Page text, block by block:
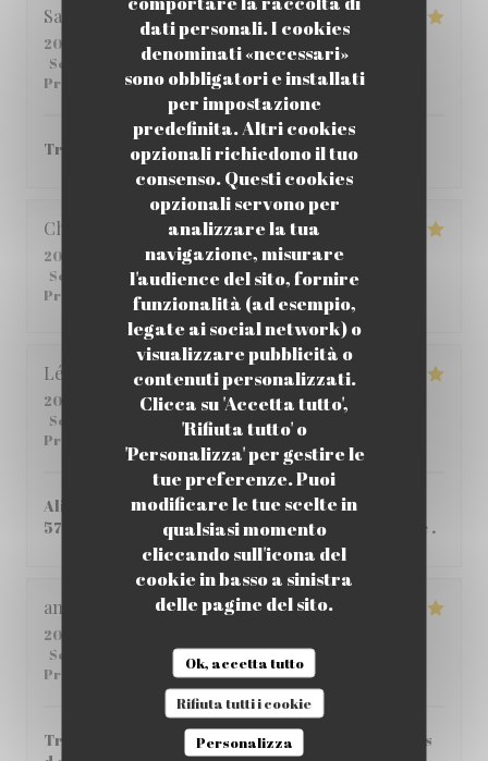
dati personali. I cookies
denominati «necessari»
sono obbligatori e installati
per impostazione
predefinita. Altri cookies
opzionali richiedono il tuo
consenso. Questi cookies
opzionali servono per
analizzare la tua
navigazione, misurare
l'audience del sito, fornire
funzionalità (ad esempio,
legate ai social network) o
visualizzare pubblicità o
contenuti personalizzati.
Clicca su 'Accetta tutto',
'Rifiuta tutto' o
'Personalizza' per gestire le
tue preferenze. Puoi
modificare le tue scelte in
qualsiasi momento
cliccando sull'icona del
cookie in basso a sinistra
delle pagine del sito.
Ok, accetta tutto
Rifiuta tutti i cookie
Personalizza
Sabria
2026-06-01
- 12:00 - Ospiti 6
Servizio
Atmosfera:4/5 Cucina:5/5 Qualità /
Prezzo
/5
Très bon ! je vous le recommande.
Christophe
2026-05-25
- 12:45 - Ospiti 2
Servizio
/5 Atmosfera :5/5 Cucina:4/5 Qualità /
Prezzo
Léane
2026-05-14
- 20:00 - Ospiti 2
Servizio
Atmosfera : /5 Cucina
Prezzo
Aliment de qualité, Très bon pas si cher que ça
57,80€ à 2 , personnel tres accueillant et aimable .
angeloz
2026-05-14
Servizio
Atmosfera:5/5 Cucina:
Prezzo
Très bonne crêperie agréable très bon service pas